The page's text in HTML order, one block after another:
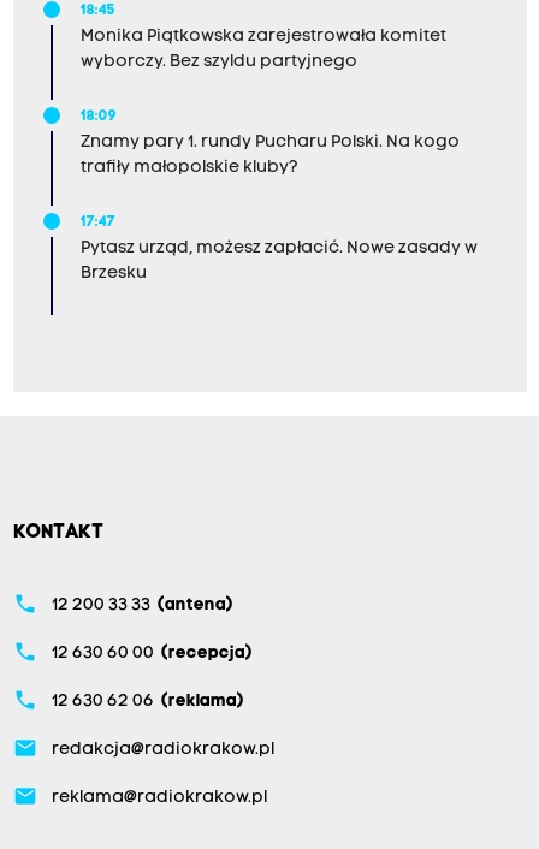
18:45
Monika Piątkowska zarejestrowała komitet
wyborczy. Bez szyldu partyjnego
18:09
Znamy pary 1. rundy Pucharu Polski. Na kogo
trafiły małopolskie kluby?
17:47
Pytasz urząd, możesz zapłacić. Nowe zasady w
Brzesku
KONTAKT
phone 12 200 33 33 (antena)
phone 12 630 60 00 (recepcja)
phone 12 630 62 06 (reklama)
email redakcja@radiokrakow.pl
email reklama@radiokrakow.pl